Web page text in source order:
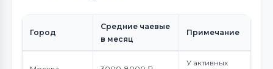
Город
Средние чаевые
в месяц
Примечание
У активных